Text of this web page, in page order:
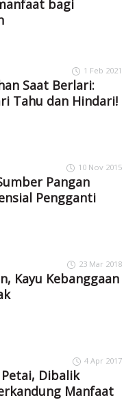
bagi
1 Feb 2021
Saat Berlari:
Tahu dan Hindari!
10 Nov 2015
Pangan
Pengganti
23 Mar 2018
Kayu Kebanggaan
4 Apr 2017
Dibalik
Manfaat